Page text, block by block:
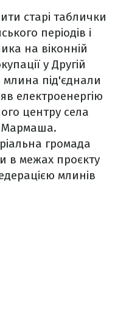
старі таблички
періодів і
на віконній
у Другій
млина під'єднали
електроенергію
центру села
Мармаша.
громада
в межах проєкту
млинів